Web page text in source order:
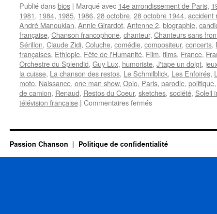
Publié dansbios | Marqué avec 14e arrondissement de Paris,
1981, 1984, 1985, 1986, 28 octobre, 28 octobre 1944, accident
André Manoukian, Annie Girardot, Antenne 2, biographie,
française, Chanson francophone, chanteur, Chanteurs sans
Sérillon, Claude Zidi, Coluche, comédie, compositeur, concerts,
françaises, Ethiopie, Fête de l'Humanité, Film, films, France,
Orchestre du Splendid, Guy Lux, humoriste, J'tape un doigt,
la cuisse, La chanson des restos, Le Schmilblick, Les Enfoirés,
moto, Naissance, one man show, Opio, Paris, parodie, politique
de camion, Renaud, Restos du Coeur, sketches, société, Soleil
télévision française | Commentaires ferméssur
Passion Chanson Politique de confidentialité